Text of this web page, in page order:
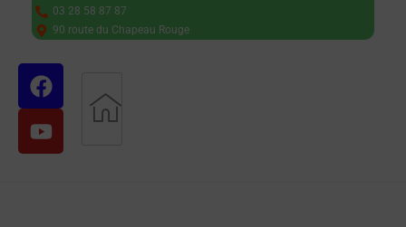
03 28 58 87 87
90 route du Chapeau Rouge